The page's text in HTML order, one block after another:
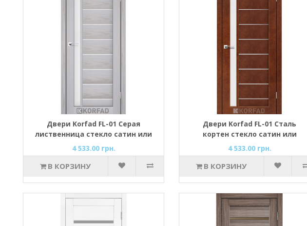
Двери Korfad FL-01 Серая
лиственница стекло сатин или
черное
4 533.00 грн.
В КОРЗИНУ
Двери Korfad FL-01 Сталь
кортен стекло сатин или
черное
4 533.00 грн.
В КОРЗИНУ